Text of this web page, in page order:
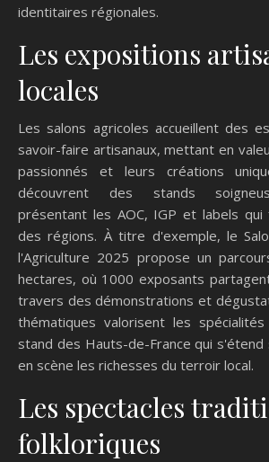
identitaires régionales.
Les expositions
locales
Les salons agricoles accueillent des
savoir-faire artisanaux, mettant en
passionnés et leurs créations
découvrent des stands
présentant les AOC, IGP et labels
des régions. À titre d'exemple, le
l'Agriculture 2025 propose un
hectares, où 1000 exposants
travers des démonstrations et
thématiques valorisent les
stand des Hauts-de-France qui
en scène les richesses du terroir local.
Les spectacles
folkloriques